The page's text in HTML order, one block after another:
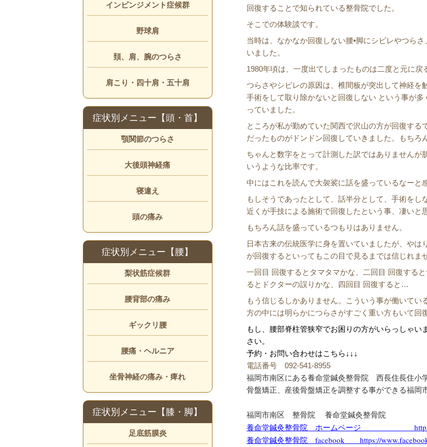
回復することで知られている整骨院でした。
そこでの体験談です。
当時は、なかなか回復しない腰•脚にシビレやつら
いました。
1980年頃は、一度出てしまったものは二度と元に戻
つらさやシビレの原因は、椎間板が突出して神経を
手術をして取り除かないと回復しない という事が
っていました。
ところが私が勤めていた関西で沢山の方が回復す
だったものがドンドン回復していきました。もちろ
ちゃんと数字をとって計測した訳ではありませんが
いうような比率です。
中にはこれを読んで大袈裟に話を盛っているなーと
もしそうであったとして、話半分として、手術を
近くが手技による施術で回復したという事、凄いと
もちろん話を盛っているつもりはありません。
日本古来の伝統医学に身を置いていましたが、や
が回復するといってもこの目で見るまでは信じれま
一回目 回復するとタマタマかな、二回目 回復する
るとドクターの誤りかな、四回目 回復すると…
もう信じるしかありません。こういう事が働いて
方の中には明らかにつらさがすごく重い方もいて回
もし、腰部脊柱管狭窄でお困りの方がいらっしゃ
さい。
予約・お問い合わせはこちら ↓↓↓
電話番号 092-541-8955
福岡市南区にある養命堂鍼灸整骨院 西長住長住小
骨盤矯正、産後骨盤矯正を調整する事ができる福岡
福岡市南区 整骨院
養命堂鍼灸整骨院
養命堂鍼灸整骨院 ホームページ
養命堂鍼灸整骨院 facebook https://
インピンジメント症候群
野球肩
頚、肩、腕のつらさ
肩こり・四十肩・五十肩
症状別メニュー【頭・首】
顎関節のつらさ
大後頭神経痛
寝違え
頭の痛み
症状別メニュー【腰】
梨状筋症候群
腰背部の痛み
ギックリ腰
腰痛・ヘルニア
坐骨神経の痛み・痺れ
症状別メニュー【膝・脚】
足底筋膜炎